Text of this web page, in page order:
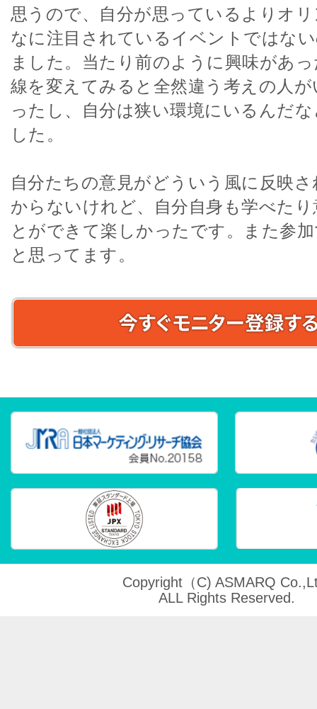
思うので、自分が思っているよりオ
なに注目されているイベントではな
ました。当たり前のように興味があ
線を変えてみると全然違う考えの人
ったし、自分は狭い環境にいるんだ
した。
自分たちの意見がどういう風に反映
からないけれど、自分自身も学べた
とができて楽しかったです。また参
と思ってます。
Copyright（C) ASMARQ
ALL Rights Reserved.